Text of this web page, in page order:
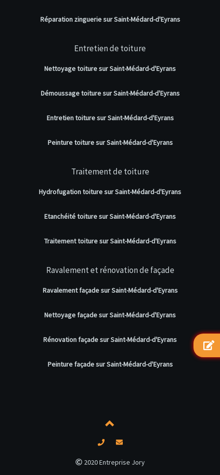
Réparation zinguerie sur Saint-Médard-d'Eyrans
Entretien de toiture
Nettoyage toiture sur Saint-Médard-d'Eyrans
Démoussage toiture sur Saint-Médard-d'Eyrans
Entretien toiture sur Saint-Médard-d'Eyrans
Peinture toiture sur Saint-Médard-d'Eyrans
Traitement de toiture
Hydrofugation toiture sur Saint-Médard-d'Eyrans
Etanchéité toiture sur Saint-Médard-d'Eyrans
Traitement toiture sur Saint-Médard-d'Eyrans
Ravalement et rénovation de façade
Ravalement façade sur Saint-Médard-d'Eyrans
Nettoyage façade sur Saint-Médard-d'Eyrans
Rénovation façade sur Saint-Médard-d'Eyrans
Peinture façade sur Saint-Médard-d'Eyrans
2020 Entreprise Jory